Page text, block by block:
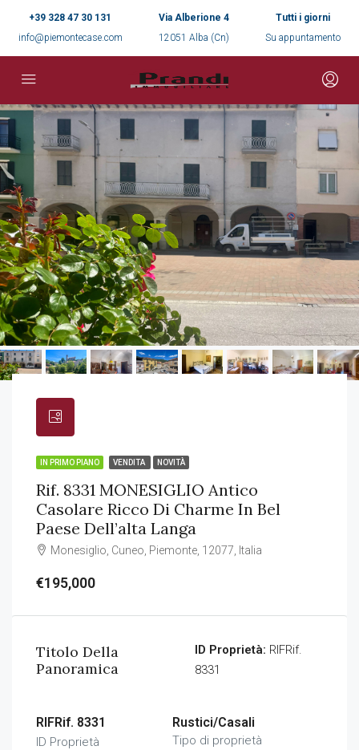
+39 328 47 30 131
info@piemontecase.com
Via Alberione 4
12051 Alba (Cn)
Tutti i giorni
Su appuntamento
IN PRIMO PIANO VENDITA NOVITÀ
Rif. 8331 MONESIGLIO Antico
Casolare Ricco Di Charme In Bel
Paese Dell’alta Langa
Monesiglio, Cuneo, Piemonte, 12077, Italia
€195,000
Titolo Della
Panoramica
ID Proprietà: RIFRif.
8331
RIFRif. 8331
ID Proprietà
Rustici/Casali
Tipo di proprietà